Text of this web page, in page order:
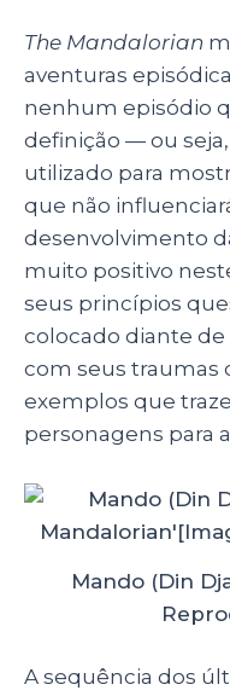
The Mandalorian
aventuras
nenhum episódio
definição — ou
utilizado para
que não
desenvolvimento
muito positivo
seus princípios
colocado diante de
com seus traumas
exemplos que
personagens para
Mando (Din
A sequência dos